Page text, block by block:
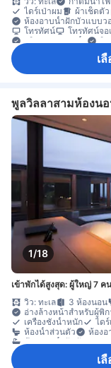
ไดร์เป่าผม
ผ้าเช็ดตัว
ห้องอาบน้ำฝักบัวแบบว
โทรทัศน์
โทรทัศน์จ
บริการสระว่ายน้ำ
วิ
อินเทอร์เน็ตไร้สาย (ฟรี)
เ
ผลไม้/ของว่าง
มินิบา
ถังขยะ
พื้นที่กลางแจ้
ระเบียง/ชานเรือน
ห้องรับประทานอาหารแ
อุปกรณ์ส
เตียงสำหรับเด็ก (เมื่อแ
ตู้นิรภัยสำหรับเก็บแล็ปท็
ห้องปลอดบุหรี่
เ
พูลวิลลาสามห้องน
1/18
เข้าพักได้สูงสุด: ผู้ใหญ่ 7 คน
วิว: ทะเล
3 ห้องนอน
อ่างล้างหน้าสำหรับผู้พิก
เครื่องชั่งน้ำหนัก
ได
ห้องน้ำส่วนตัว
ห้อง
ห้องอาบน้ำฝักบัวและอ่
โ
โทรทัศน์ดาวเทียม/เคเบิ
เ